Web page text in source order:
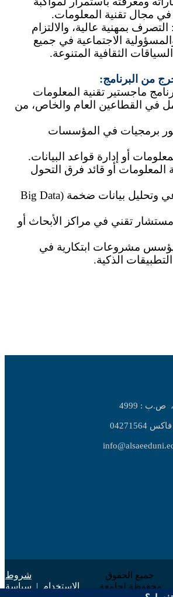
في مجال تقنية المعلومات.
التصرف بمهنية عالية، والالتزام
والمسؤولية الاجتماعية في جميع
الثقافية المتنوعة.
من البرنامج:
ماجستير تقنية المعلومات
في القطاعين العام والخاص، من
برمجيات في المؤسسات
أو إدارة قواعد البيانات.
المعلومات أو قائد فرق التحول
• خبير ذكاء اصطناعي وتحليل بيانات ضخمة (Big Data
تقني في مراكز الأبحاث أو
يؤسس مشروعات ابتكارية في
الذكية.
ص.ب : 4999
جميع الحقوق
محفوظة لجامعة
شروط
الاستخدام | سياسة